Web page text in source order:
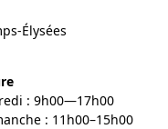
Élysées
: 9h00—17h00
: 11h00–15h00